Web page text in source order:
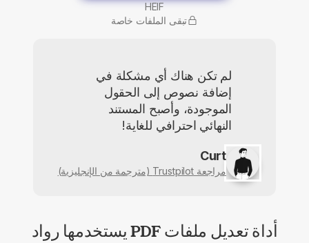
HEIF
تبقى الملفات خاصة
لم تكن هناك أي مشكلة في
إضافة نصوص إلى الحقول
الموجودة، وأصبح المستند
النهائي احترافي للغاية!
Curt
مراجعة Trustpilot (مترجمة من الإنجليزية)
أداة تعديل ملفات PDF يستخدمها رواد